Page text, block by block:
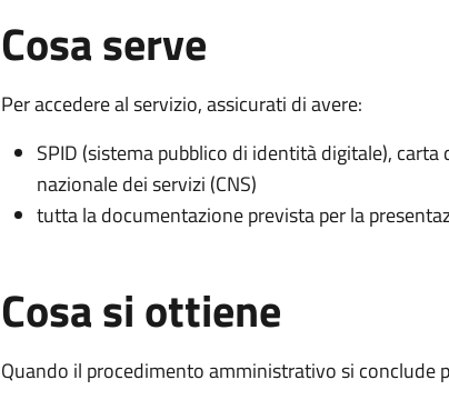
Cosa serve
Per accedere al servizio, assicurati di avere:
SPID (sistema pubblico di identità digitale), carta
nazionale dei servizi (CNS)
tutta la documentazione prevista per la
Cosa si ottiene
Quando il procedimento amministrativo si